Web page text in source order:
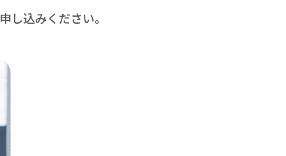
し込みください。